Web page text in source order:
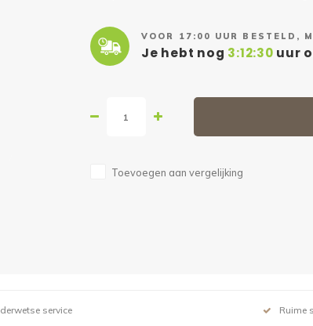
VOOR 17:00 UUR BESTELD,
Je hebt nog 3:12:29uur
Toevoegen aan vergelijking
service Ruime